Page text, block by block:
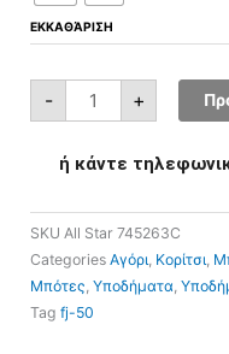
ΕΚΚΑΘΆΡΙΣΗ
- +
ή κάντε
SKU All Star 745263C
Categories Αγόρι Κορίτσι
Μπότες Υποδήματα
Tag fj-50